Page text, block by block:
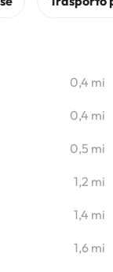
0,4 mi
0,4 mi
0,5 mi
1,2 mi
1,4 mi
1,6 mi